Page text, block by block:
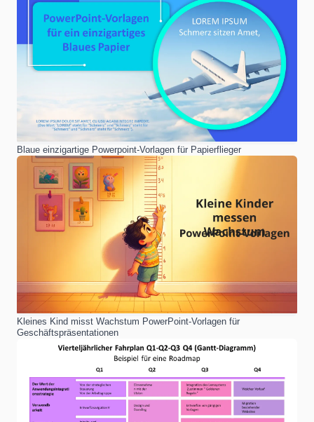
Blaue einzigartige Powerpoint-Vorlagen für Papierflieger
Kleines Kind misst Wachstum PowerPoint-Vorlagen für
Geschäftspräsentationen